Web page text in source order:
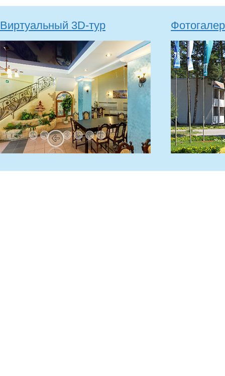
Виртуальный 3D-тур